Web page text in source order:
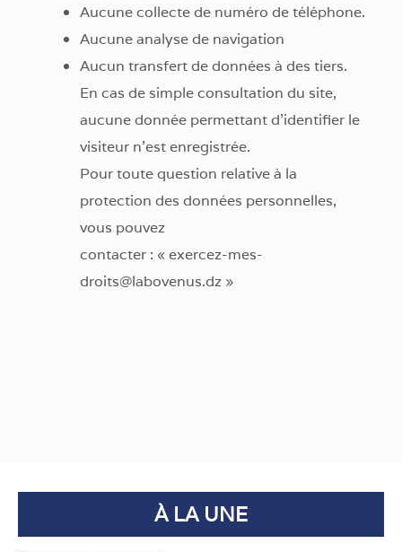
Aucune collecte de numéro de téléphone.
Aucune analyse de navigation
Aucun transfert de données à des tiers.
En cas de simple consultation du site,
aucune donnée permettant d’identifier le
visiteur n’est enregistrée.
Pour toute question relative à la
protection des données personnelles,
vous pouvez
contacter : « exercez-mes-
droits@labovenus.dz »
À LA UNE